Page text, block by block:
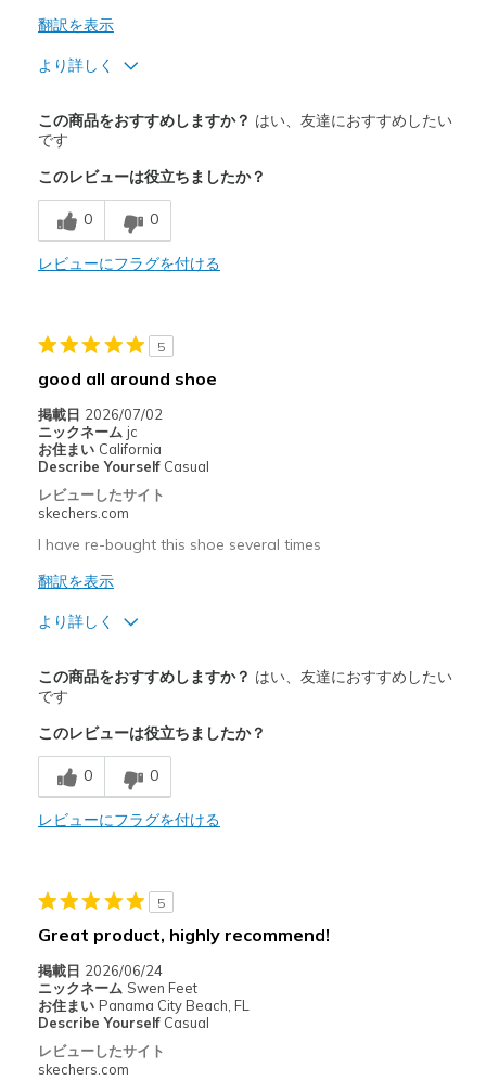
翻訳を表示
より詳しく
Attractive Design
Breathe Well
Comfortable
Durable
Width
Sizing
Feels true to size
View On Shoes
この商品をおすすめしますか？ はい、友達におすすめしたい
です
このレビューは役立ちましたか？
0 0
レビューにフラグを付ける
5
good all around shoe
掲載日 2026/07/02
ニックネーム jc
お住まい California
Describe Yourself Casual
レビューしたサイト
skechers.com
I have re-bought this shoe several times
翻訳を表示
より詳しく
Comfortable
Durable
以下に最適
Casual Wear
Sizing
Feels true to size
View On Shoes
Shoes are for Wearing
この商品をおすすめしますか？ はい、友達におすすめしたい
です
このレビューは役立ちましたか？
0 0
レビューにフラグを付ける
5
Great product, highly recommend!
掲載日 2026/06/24
ニックネーム Swen Feet
お住まい Panama City Beach, FL
Describe Yourself Casual
レビューしたサイト
skechers.com